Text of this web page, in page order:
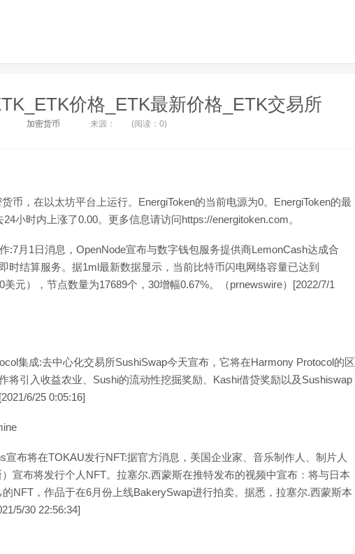
价格_ETK最新价格_ETK交易所
加密货币 来源： (阅读：0)
币，在以太坊平台上运行。EnergiToken的当前电源为0。EnergiToken的最
小时内上涨了0.00。更多信息请访问https://energitoken.com。
:7月1日消息，OpenNode宣布与数字钱包服务提供商LemonCash达成合
时结算服务。据1ml最新数据显示，当前比特币闪电网络容量已达到
美元），节点数量为17689个，30增幅0.67%。（prnewswire）[2022/7/1
集成:去中心化交易所SushiSwap今天宣布，它将在Harmony Protocol的区
将引入收益农业、Sushi的流动性挖掘奖励、Kashi借贷奖励以及Sushiswap
6/25 0:05:16]
宣布将在TOKAU发行NFT:据官方消息，美国企业家、音乐制作人、制片人
宣布将发行个人NFT。拉塞尔.西蒙斯在推特发布的视频中宣布：将与日本
NFT，作品于在6月份上线BakerySwap进行拍卖。据悉，拉塞尔.西蒙斯本
5/30 22:56:34]